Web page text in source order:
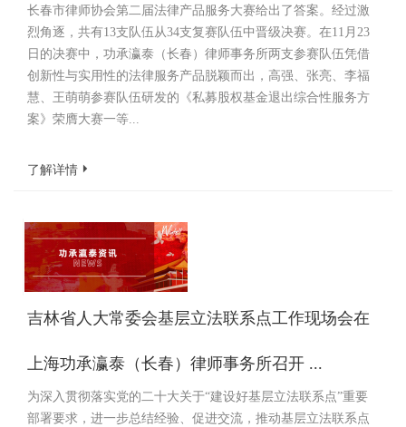
长春市律师协会第二届法律产品服务大赛给出了答案。经过激
烈角逐，共有13支队伍从34支复赛队伍中晋级决赛。在11月23
日的决赛中，功承瀛泰（长春）律师事务所两支参赛队伍凭借
创新性与实用性的法律服务产品脱颖而出，高强、张亮、李福
慧、王萌萌参赛队伍研发的《私募股权基金退出综合性服务方
案》荣膺大赛一等...
了解详情
吉林省人大常委会基层立法联系点工作现场会在
上海功承瀛泰（长春）律师事务所召开 ...
为深入贯彻落实党的二十大关于“建设好基层立法联系点”重要
部署要求，进一步总结经验、促进交流，推动基层立法联系点